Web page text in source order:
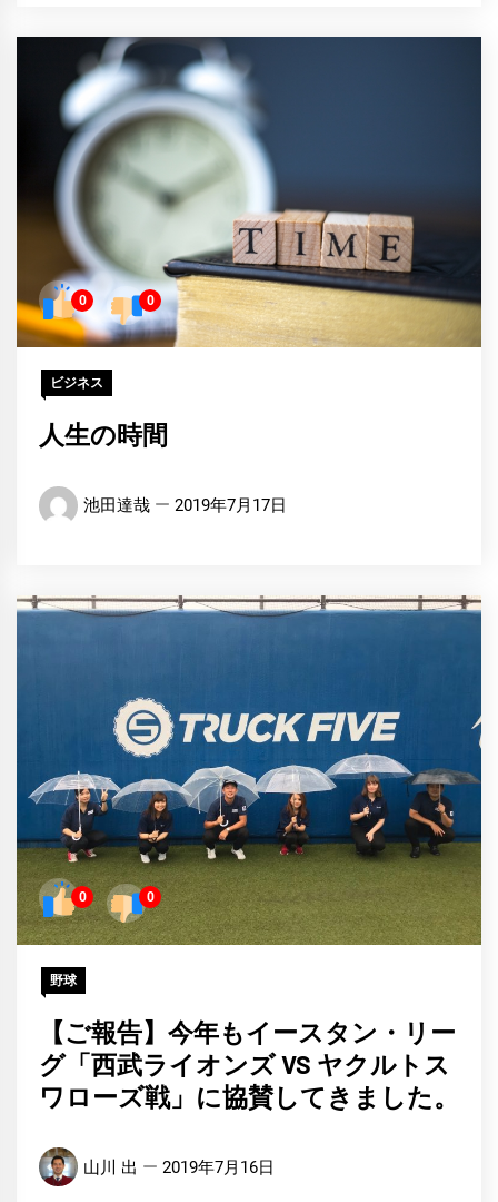
0 0
ビジネス
人生の時間
池田達哉 2019年7月17日
0 0
野球
【ご報告】今年もイースタン・リー
グ「西武ライオンズ VS ヤクルトス
ワローズ戦」に協賛してきました。
山川 出 2019年7月16日